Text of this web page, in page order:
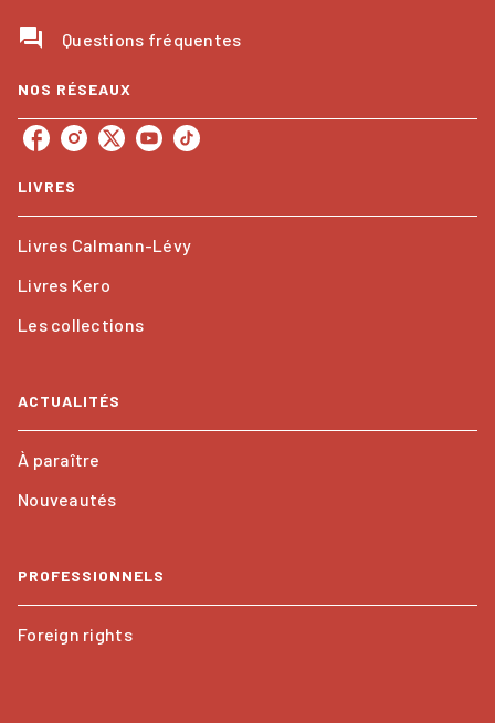
question_answer Questions fréquentes
NOS RÉSEAUX
LIVRES
Livres Calmann-Lévy
Livres Kero
Les collections
ACTUALITÉS
À paraître
Nouveautés
PROFESSIONNELS
Foreign rights